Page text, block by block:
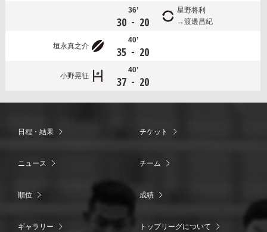
36’
30 - 20
星野将利
渡邊昌紀
垣永真之介
40’
35 - 20
小野晃征
40’
37 - 20
日程・結果 チケット
ニュース チーム
順位 成績
ギャラリー トップリーグについて